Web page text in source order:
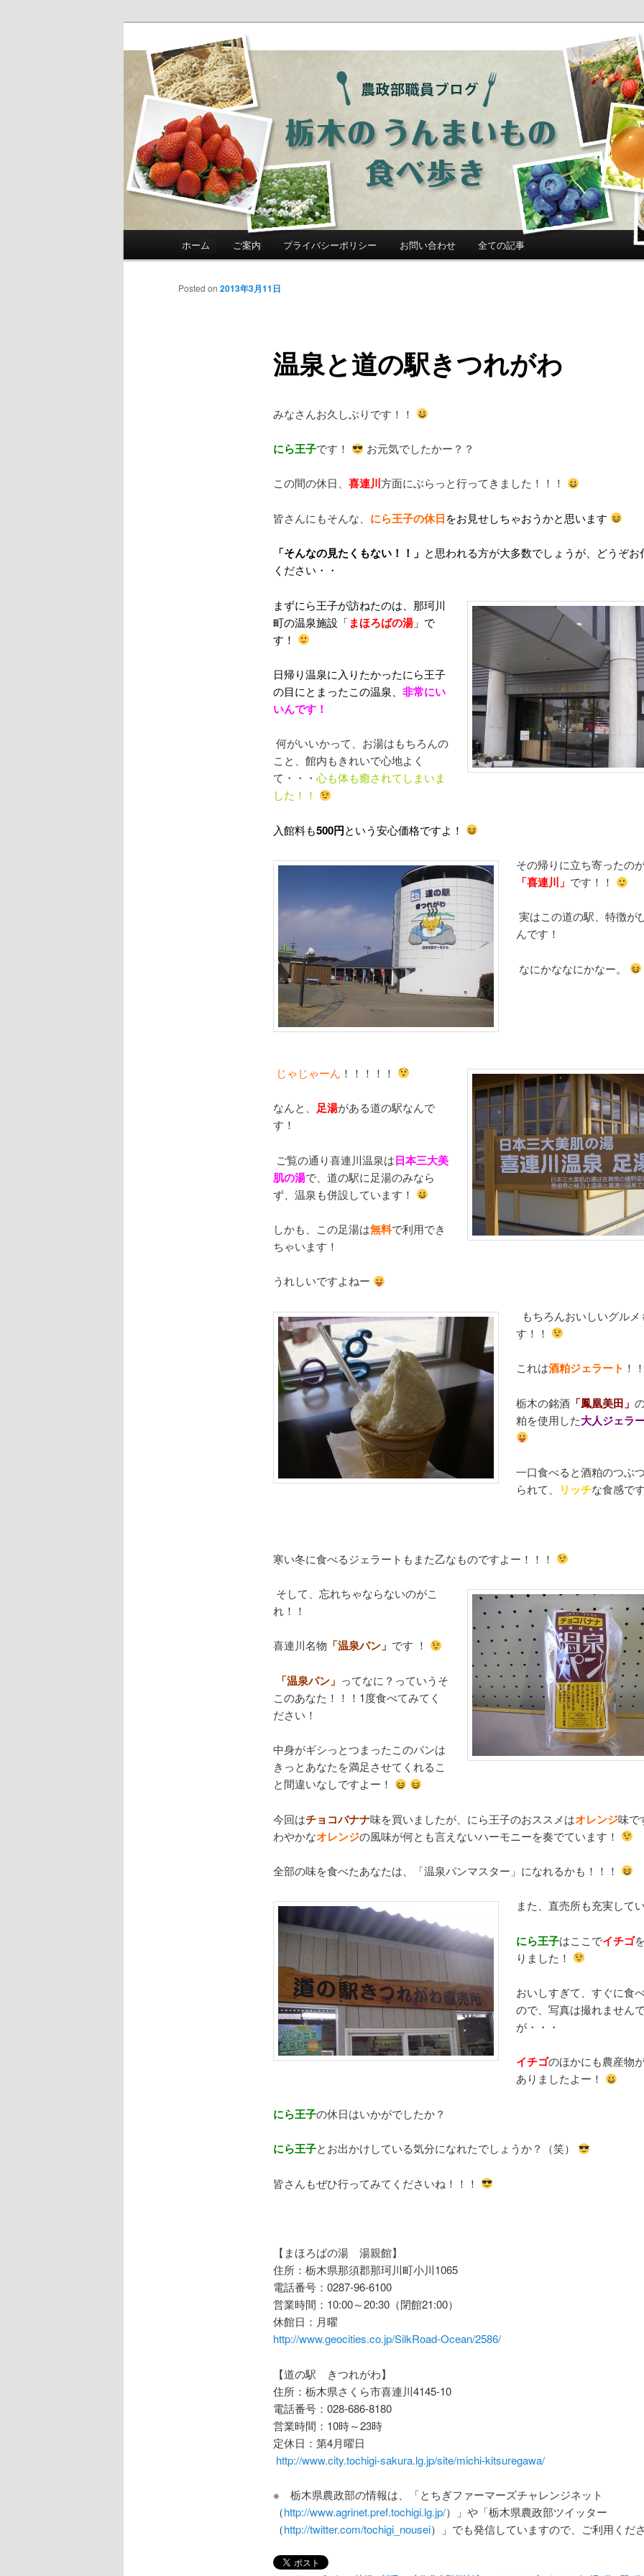
農政部職員ブログ「栃木のうんまいもの食べ歩
き」
メインコンテンツへ移動
サブコンテンツへ移動
ホーム ご案内 プライバシーポリシー お問い合わせ 全ての記事
温泉と道の駅きつれがわ
Posted on 2013年3月11日
みなさんお久しぶりです！！
にら王子です！ お元気でしたかー？？
この間の休日、 喜連川方面にぶらっと行ってきました！！！
皆さんにもそんな、 にら王子の休日をお見せしちゃおうかと思います
「そんなの見たくもない！！」 と思われる方が大多数でしょうが、どうぞお
ください・・
まずにら王子が訪ねたのは、那珂川
町の温泉施設「まほろばの湯」で
す！
日帰り温泉に入りたかったにら王子
の目にとまったこの温泉、 非常にい
いんです！
何がいいかって、お湯はもちろんの
こと、館内もきれいで心地よく
て・・・ 心も体も癒されてしまいま
した！！
入館料も500円という安心価格ですよ！
その帰りに立ち寄ったの
「喜連川」 です！！
実はこの道の駅、特徴が
んです！
なにかななにかなー。
じゃじゃーん ！！！！！
なんと、 足湯がある道の駅なんで
す！
ご覧の通り喜連川温泉は日本三大美
肌の湯で、道の駅に足湯のみなら
ず、温泉も併設しています！
しかも、この足湯は無料で利用でき
ちゃいます！
うれしいですよねー
もちろんおいしいグル
す！！
これは酒粕ジェラート ！
栃木の銘酒 「鳳凰美田」
粕を使用した大人ジェラ
一口食べると酒粕のつぶ
られて、
リッチな食感で
寒い冬に食べるジェラートもまた乙なものですよー！！！
そして、忘れちゃならないのがこ
れ！！
喜連川名物 「温泉パン」 です ！
「温泉パン」 ってなに？っていうそ
このあなた！！！1度食べてみてく
ださい！
中身がギシっとつまったこのパンは
きっとあなたを満足させてくれるこ
と間違いなしですよー！
今回はチョコバナナ味を買いましたが、にら王子のおススメはオレンジ味で
わやかなオレンジの風味が何とも言えないハーモニーを奏でています！
全部の味を食べたあなたは、「温泉パンマスター」になれるかも！！！
また、直売所も充実して
にら王子はここでイチゴ
りました！
おいしすぎて、すぐに食
ので、写真は撮れません
が・・・
イチゴのほかにも農産物
ありましたよー！
にら王子の休日はいかがでしたか？
にら王子とお出かけしている気分になれたでしょうか？（笑）
皆さんもぜひ行ってみてくださいね！！！
【まほろばの湯 湯親館】
住所：栃木県那須郡那珂川町小川1065
電話番号：0287-96-6100
営業時間：10:00～20:30（閉館21:00）
休館日：月曜
http://www.geocities.co.jp/SilkRoad-Ocean/2586/
【道の駅 きつれがわ】
住所：栃木県さくら市喜連川4145-10
電話番号：028-686-8180
営業時間：10時～23時
定休日：第4月曜日
http://www.city.tochigi-sakura.lg.jp/site/michi-kitsuregawa/
※ 栃木県農政部の情報は、「とちぎファーマーズチャレンジネット
（http://www.agrinet.pref.tochigi.lg.jp/）」や「栃木県農政部ツイッター
（http://twitter.com/tochigi_nousei）」でも発信していますので、ご利用くだ